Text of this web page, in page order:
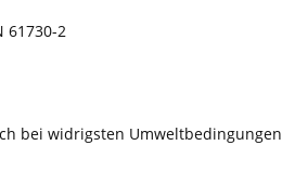
61730-2
bei widrigsten Umweltbedingungen